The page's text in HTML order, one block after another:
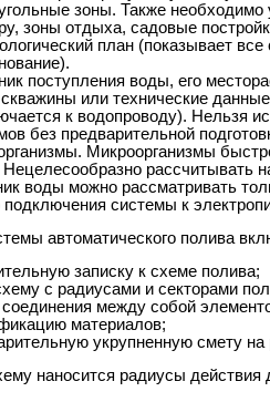
зоны. Также необходимо
зоны отдыха, садовые
план (показывает
поступления воды, его
или технические
к водопроводу). Нельзя
без предварительной
Микроорганизмы
Нецелесообразно рассчитывать
воды можно рассматривать
системы к
автоматического полива
записку к схеме полива;
с радиусами и секторами
между собой
материалов;
укрупненную смету
наносится радиусы действия